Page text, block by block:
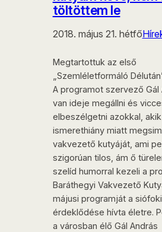
töltöttem le
2018. május 21. hétfő
Megtartottuk az első
„Szemléletformáló
A programot szervező Gál
van ideje megállni és
elbeszélgetni azokkal,
ismerethiány miatt
vakvezető kutyáját, ami
szigorúan tilos, ám ő
szelíd humorral kezeli a
Baráthegyi Vakvezető
májusi programját a
érdeklődése hívta életre.
a városban élő Gál András